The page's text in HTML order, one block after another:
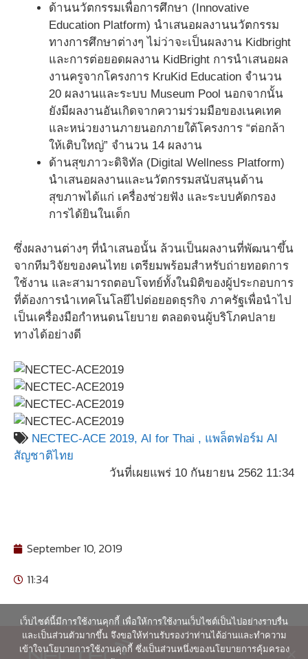
ด้านนวัตกรรมเพื่อการศึกษา (Innovative
Education Platform) นำเสนอผลงานนวัตกรรม
ทางการศึกษาต่างๆ ไม่ว่าจะเป็นผลงาน Kidbright
และการต่อยอดผลงาน KidBright การนำเสนอผล
งานครูจากโครงการ KruKid Education จำนวน
20 ผลงานและระบบ Museum Pool นอกจากนั้น
ยังมีผลงานอันเกิดจากความร่วมมือของเนคเทค
และหน่วยงานภายนอกภายใต้โครงการ “ต่อกล้า
ให้เติบใหญ่” จำนวน 14 ผลงาน
ด้านสุขภาวะดิจิทัล (Digital Wellness Platform)
นำเสนอผลงานและนวัตกรรมสนับสนุนด้าน
สุขภาพได้แก่ เครื่องช่วยฟัง และระบบคัดกรอง
การได้ยินในเด็ก
ซึ่งผลงานต่างๆ ที่นำเสนอนั้น ล้วนเป็นผลงานที่พัฒนาขึ้น
จากทีมวิจัยของคนไทย เตรียมพร้อมสำหรับถ่ายทอดการ
ใช้งาน และสามารถตอบโจทย์ทั้งในมิติของผู้ประกอบการ
ที่ต้องการนำเทคโนโลยีไปต่อยอดธุรกิจ ภาครัฐเพื่อนำไป
เป็นเครื่องมือกำหนดนโยบาย ตลอดจนผู้บริโภคปลาย
ทางได้อย่างดี
NECTEC-ACE 2019, AI for Thai , แพล็ตฟอร์ม AI
สัญชาติไทย
วันที่เผยแพร่ 10 กันยายน 2562 11:34
September 10, 2019
11:34
เว็บไซต์นี้มีการใช้งานคุกกี้ เพื่อให้การใช้งานเว็บไซต์เป็นไปอย่างราบรื่น
และเป็นส่วนตัวมากขึ้น จึงขอให้ท่านรับรองว่าท่านได้อ่านและทำความ
เข้าใจนโยบายการใช้งานคุกกี้ ซึ่งเป็นส่วนหนึ่งของนโยบายการคุ้มครอง